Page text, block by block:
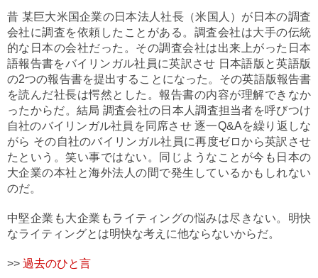
昔 某巨大米国企業の日本法人社長（米国人）が日本の調査
会社に調査を依頼したことがある。調査会社は大手の伝統
的な日本の会社だった。その調査会社は出来上がった日本
語報告書をバイリンガル社員に英訳させ 日本語版と英語版
の2つの報告書を提出することになった。その英語版報告書
を読んだ社長は愕然とした。報告書の内容が理解できなか
ったからだ。結局 調査会社の日本人調査担当者を呼びつけ
自社のバイリンガル社員を同席させ 逐一Q&Aを繰り返しな
がら その自社のバイリンガル社員に再度ゼロから英訳させ
たという。笑い事ではない。同じようなことが今も日本の
大企業の本社と海外法人の間で発生しているかもしれない
のだ。
中堅企業も大企業もライティングの悩みは尽きない。明快
なライティングとは明快な考えに他ならないからだ。
>> 過去のひと言